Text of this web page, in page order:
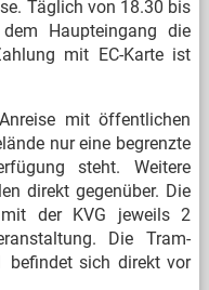
Täglich von 18.30 bis
Haupteingang die
mit EC-Karte ist
mit öffentlichen
nur eine begrenzte
steht. Weitere
direkt gegenüber. Die
der KVG jeweils 2
Die Tram-
befindet sich direkt vor